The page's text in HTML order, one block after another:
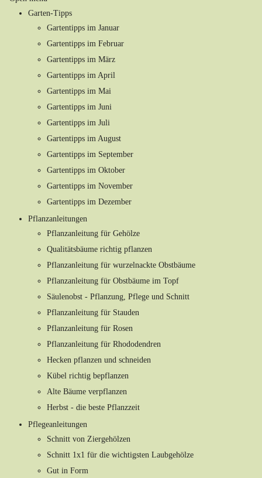
Garten-Tipps
Gartentipps im Januar
Gartentipps im Februar
Gartentipps im März
Gartentipps im April
Gartentipps im Mai
Gartentipps im Juni
Gartentipps im Juli
Gartentipps im August
Gartentipps im September
Gartentipps im Oktober
Gartentipps im November
Gartentipps im Dezember
Pflanzanleitungen
Pflanzanleitung für Gehölze
Qualitätsbäume richtig pflanzen
Pflanzanleitung für wurzelnackte Obstbäume
Pflanzanleitung für Obstbäume im Topf
Säulenobst - Pflanzung, Pflege und Schnitt
Pflanzanleitung für Stauden
Pflanzanleitung für Rosen
Pflanzanleitung für Rhododendren
Hecken pflanzen und schneiden
Kübel richtig bepflanzen
Alte Bäume verpflanzen
Herbst - die beste Pflanzzeit
Pflegeanleitungen
Schnitt von Ziergehölzen
Schnitt 1x1 für die wichtigsten Laubgehölze
Gut in Form